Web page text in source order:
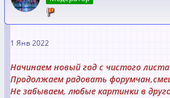
1 Янв 2022
Начинаем новый год с чистого
Продолжаем радовать
Не забываем, любые картинки в